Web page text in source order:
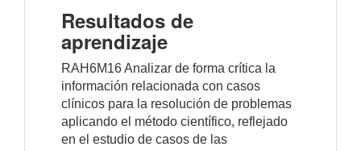
Resultados de
aprendizaje
RAH6M16 Analizar de forma crítica la
información relacionada con casos
clínicos para la resolución de problemas
aplicando el método científico, reflejado
en el estudio de casos de las